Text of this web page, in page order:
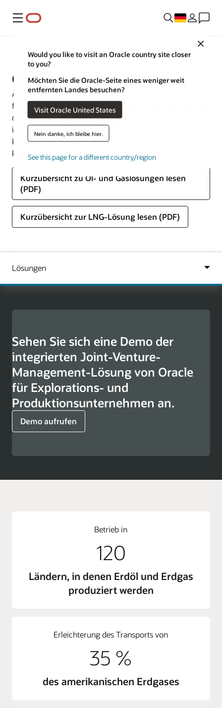
Menü
Close
Would you like to visit an Oracle country site closer
to you?
Möchten Sie die Oracle-Seite eines weniger weit
entfernten Landes besuchen?
Visit Oracle United States
Nein danke, ich bleibe hier.
See this page for a different country/region
Branchen
Öl und Gas
Ändern Sie die Art und Weise, wie Sie Ihr Unternehmen
führen, und erzielen Sie langfristigen Erfolg, während Sie
die Produkte liefern, auf die die Welt angewiesen ist, um
in Bewegung zu bleiben. Mit Oracle for Oil and Gas
können Unternehmen kritische Assets schnell,
kosteneffizient und sicher aufbauen und betreiben.
Kurzübersicht zu Öl- und Gaslösungen lesen
(PDF)
Kurzübersicht zur LNG-Lösung lesen (PDF)
Sehen Sie sich eine Demo der
integrierten Joint-Venture-
Management-Lösung von Oracle
für Explorations- und
Produktionsunternehmen an.
Demo aufrufen
Betrieb in
120
Ländern, in denen Erdöl und Erdgas
produziert werden
Erleichterung des Transports von
35 %
des amerikanischen Erdgases